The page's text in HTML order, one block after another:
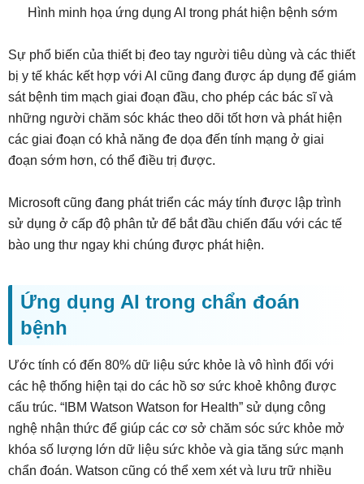
Hình minh họa ứng dụng AI trong phát hiện bệnh sớm
Sự phổ biến của thiết bị đeo tay người tiêu dùng và các thiết
bị y tế khác kết hợp với AI cũng đang được áp dụng để giám
sát bệnh tim mạch giai đoạn đầu, cho phép các bác sĩ và
những người chăm sóc khác theo dõi tốt hơn và phát hiện
các giai đoạn có khả năng đe dọa đến tính mạng ở giai
đoạn sớm hơn, có thể điều trị được.
Microsoft cũng đang phát triển các máy tính được lập trình
sử dụng ở cấp độ phân tử để bắt đầu chiến đấu với các tế
bào ung thư ngay khi chúng được phát hiện.
Ứng dụng AI trong chẩn đoán
bệnh
Ước tính có đến 80% dữ liệu sức khỏe là vô hình đối với
các hệ thống hiện tại do các hồ sơ sức khoẻ không được
cấu trúc. “IBM Watson Watson for Health” sử dụng công
nghệ nhận thức để giúp các cơ sở chăm sóc sức khỏe mở
khóa số lượng lớn dữ liệu sức khỏe và gia tăng sức mạnh
chẩn đoán. Watson cũng có thể xem xét và lưu trữ nhiều